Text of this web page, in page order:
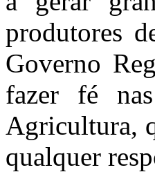
produtores
Governo
fazer fé
Agricultura,
qualquer